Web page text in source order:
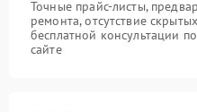
Точные прайс-листы,
ремонта, отсутствие
бесплатной консультации
сайте